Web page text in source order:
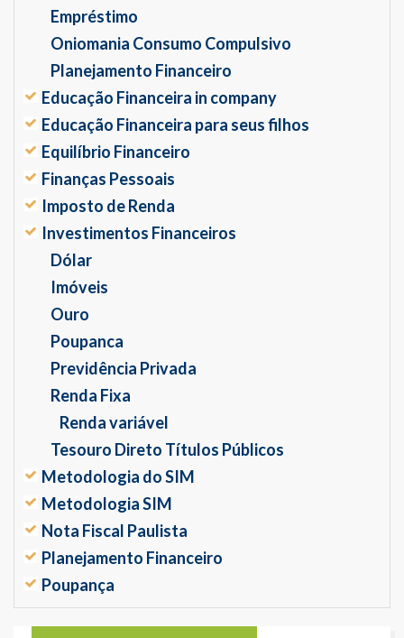
Empréstimo
Oniomania Consumo Compulsivo
Planejamento Financeiro
Educação Financeira in company
Educação Financeira para seus filhos
Equilíbrio Financeiro
Finanças Pessoais
Imposto de Renda
Investimentos Financeiros
Dólar
Imóveis
Ouro
Poupanca
Previdência Privada
Renda Fixa
Renda variável
Tesouro Direto Títulos Públicos
Metodologia do SIM
Metodologia SIM
Nota Fiscal Paulista
Planejamento Financeiro
Poupança